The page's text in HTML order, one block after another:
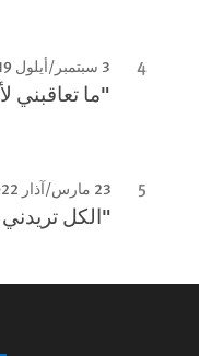
3 سبتمبر/أيلول 2019
"ما تعاقبني
23 مارس/آذار 2022
"الكل